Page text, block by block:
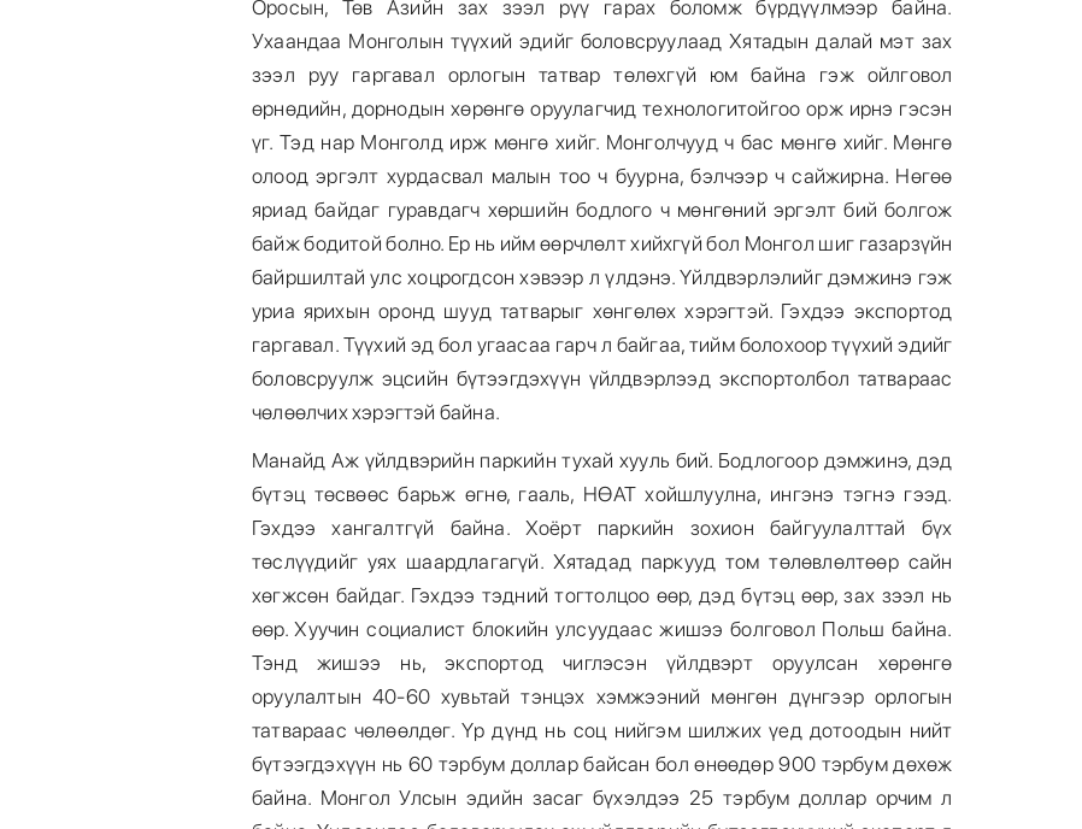
Оросын, Төв Азийн зах зээл рүү гарах боломж бүрдүүлмээр байна.
Ухаандаа Монголын түүхий эдийг боловсруулаад Хятадын далай мэт зах
зээл руу гаргавал орлогын татвар төлөхгүй юм байна гэж ойлговол
өрнөдийн, дорнодын хөрөнгө оруулагчид технологитойгоо орж ирнэ гэсэн
үг. Тэд нар Монголд ирж мөнгө хийг. Монголчууд ч бас мөнгө хийг. Мөнгө
олоод эргэлт хурдасвал малын тоо ч буурна, бэлчээр ч сайжирна. Нөгөө
яриад байдаг гуравдагч хөршийн бодлого ч мөнгөний эргэлт бий болгож
байж бодитой болно. Ер нь ийм өөрчлөлт хийхгүй бол Монгол шиг газарзүйн
байршилтай улс хоцрогдсон хэвээр л үлдэнэ. Үйлдвэрлэлийг дэмжинэ гэж
уриа ярихын оронд шууд татварыг хөнгөлөх хэрэгтэй. Гэхдээ экспортод
гаргавал. Түүхий эд бол угаасаа гарч л байгаа, тийм болохоор түүхий эдийг
боловсруулж эцсийн бүтээгдэхүүн үйлдвэрлээд экспортолбол татвараас
чөлөөлчих хэрэгтэй байна.
Манайд Аж үйлдвэрийн паркийн тухай хууль бий. Бодлогоор дэмжинэ, дэд
бүтэц төсвөөс барьж өгнө, гааль, НӨАТ хойшлуулна, ингэнэ тэгнэ гээд.
Гэхдээ хангалтгүй байна. Хоёрт паркийн зохион байгуулалттай бүх
төслүүдийг уях шаардлагагүй. Хятадад паркууд том төлөвлөлтөөр сайн
хөгжсөн байдаг. Гэхдээ тэдний тогтолцоо өөр, дэд бүтэц өөр, зах зээл нь
өөр. Хуучин социалист блокийн улсуудаас жишээ болговол Польш байна.
Тэнд жишээ нь, экспортод чиглэсэн үйлдвэрт оруулсан хөрөнгө
оруулалтын 40-60 хувьтай тэнцэх хэмжээний мөнгөн дүнгээр орлогын
татвараас чөлөөлдөг. Үр дүнд нь соц нийгэм шилжих үед дотоодын нийт
бүтээгдэхүүн нь 60 тэрбум доллар байсан бол өнөөдөр 900 тэрбум дөхөж
байна. Монгол Улсын эдийн засаг бүхэлдээ 25 тэрбум доллар орчим л